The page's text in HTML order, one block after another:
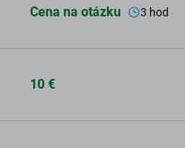
Cena na otázku 3 hod
10 €